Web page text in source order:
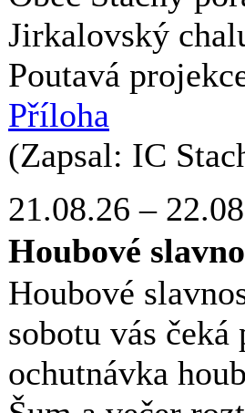
Jirkalovský
Poutavá
Příloha
(Zapsal: IC
21.08.26 –
Houbové
Houbové
sobotu vás
ochutnávka